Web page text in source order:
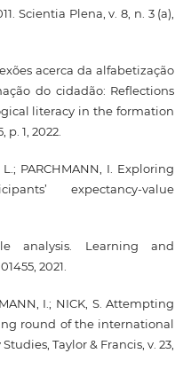
Scientia Plena, v. 8, n. 3 (a),
acerca da alfabetização
do cidadão: Reflections
literacy in the formation
p. 1, 2022.
L.; PARCHMANN, I. Exploring
expectancy-value
analysis. Learning and
2021.
I.; NICK, S. Attempting
round of the international
Taylor & Francis, v. 23,